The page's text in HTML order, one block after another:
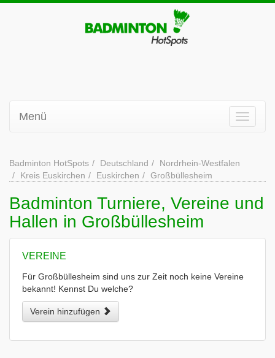
Menü
Badminton HotSpots Deutschland
Nordrhein-Westfalen
Kreis Euskirchen
Euskirchen Großbüllesheim
Badminton Turniere, Vereine und
Hallen in Großbüllesheim
VEREINE
Für Großbüllesheim sind uns zur Zeit noch keine Vereine
bekannt! Kennst Du welche?
Verein hinzufügen